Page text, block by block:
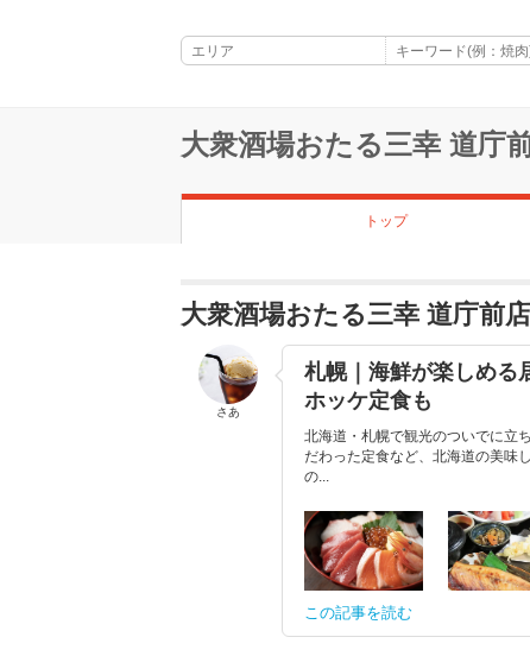
大衆酒場おたる三幸 道庁
トップ
大衆酒場おたる三幸 道庁前
さあ
札幌｜海鮮が楽しめる
ホッケ定食も
北海道・札幌で観光のついでに立
だわった定食など、北海道の美味
の...
この記事を読む